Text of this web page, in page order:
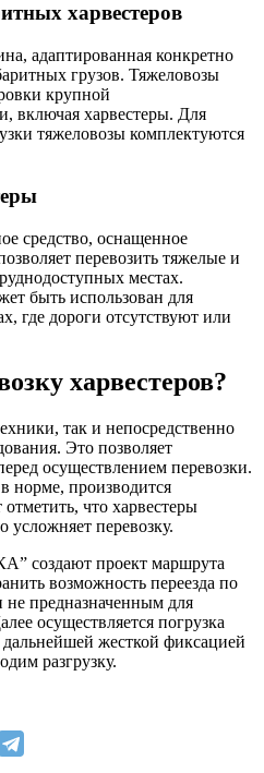
харвестеров
адаптированная конкретно
грузов. Тяжеловозы
крупной
включая харвестеры. Для
тяжеловозы комплектуются
средство, оснащенное
перевозить тяжелые и
местах.
быть использован для
где дороги отсутствуют или
харвестеров?
так и непосредственно
Это позволяет
осуществлением перевозки.
норме, производится
что харвестеры
усложняет перевозку.
создают проект маршрута
возможность переезда по
предназначенным для
осуществляется погрузка
дальнейшей жесткой фиксацией
разгрузку.